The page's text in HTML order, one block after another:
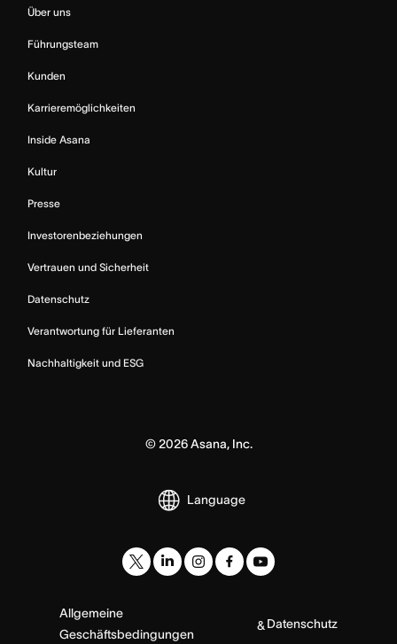
Über uns
Führungsteam
Kunden
Karrieremöglichkeiten
Inside Asana
Kultur
Presse
Investorenbeziehungen
Vertrauen und Sicherheit
Datenschutz
Verantwortung für Lieferanten
Nachhaltigkeit und ESG
© 2026Asana, Inc.
Language
Allgemeine
Geschäftsbedingungen
& Datenschutz